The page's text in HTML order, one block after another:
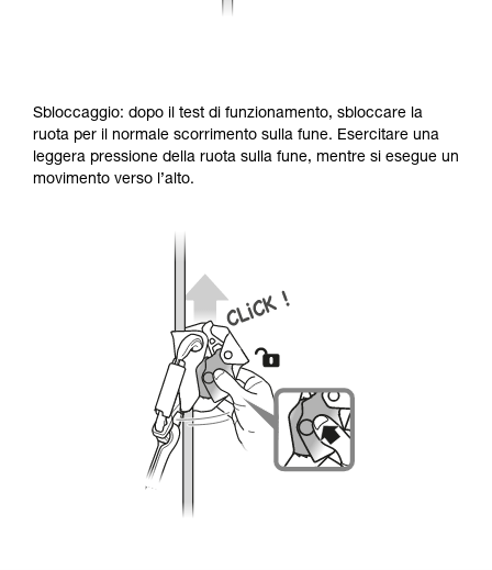
Sbloccaggio: dopo il test di funzionamento, sbloccare la
ruota per il normale scorrimento sulla fune. Esercitare una
leggera pressione della ruota sulla fune, mentre si esegue un
movimento verso l’alto.